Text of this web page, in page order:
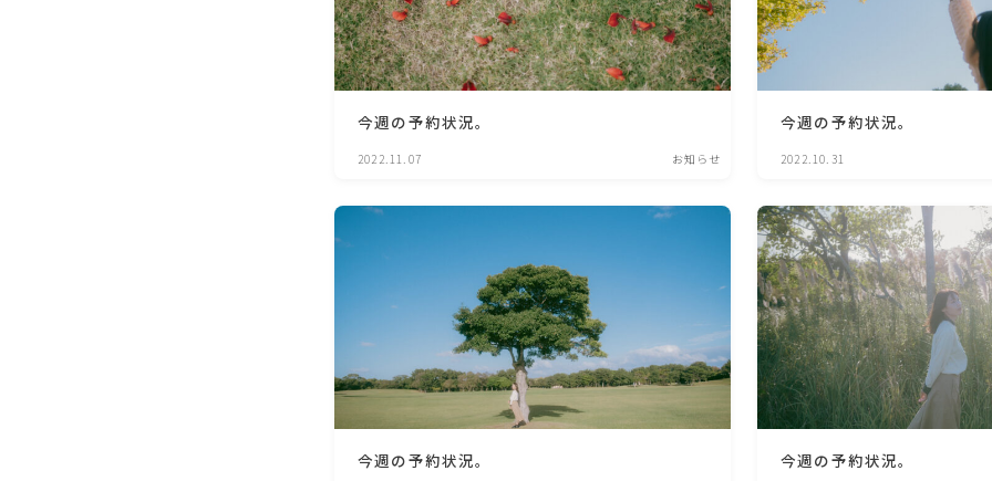
今週の予約状況。
2022.11.07 お知らせ
今週の予約状況。
2022.10.31
今週の予約状況。 今週の予約状況。